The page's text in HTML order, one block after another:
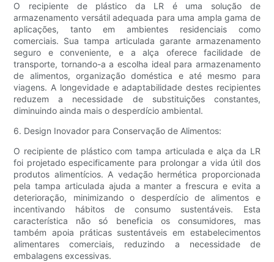
O recipiente de plástico da LR é uma solução de
armazenamento versátil adequada para uma ampla gama de
aplicações, tanto em ambientes residenciais como
comerciais. Sua tampa articulada garante armazenamento
seguro e conveniente, e a alça oferece facilidade de
transporte, tornando-a a escolha ideal para armazenamento
de alimentos, organização doméstica e até mesmo para
viagens. A longevidade e adaptabilidade destes recipientes
reduzem a necessidade de substituições constantes,
diminuindo ainda mais o desperdício ambiental.
6. Design Inovador para Conservação de Alimentos:
O recipiente de plástico com tampa articulada e alça da LR
foi projetado especificamente para prolongar a vida útil dos
produtos alimentícios. A vedação hermética proporcionada
pela tampa articulada ajuda a manter a frescura e evita a
deterioração, minimizando o desperdício de alimentos e
incentivando hábitos de consumo sustentáveis. Esta
característica não só beneficia os consumidores, mas
também apoia práticas sustentáveis ​​em estabelecimentos
alimentares comerciais, reduzindo a necessidade de
embalagens excessivas.